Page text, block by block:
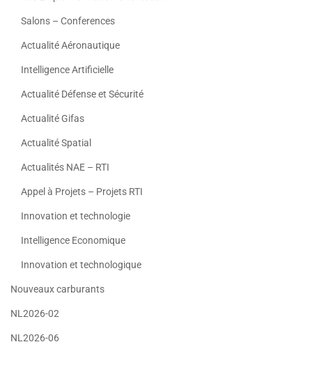
Salons – Conferences
Actualité Aéronautique
Intelligence Artificielle
Actualité Défense et Sécurité
Actualité Gifas
Actualité Spatial
Actualités NAE – RTI
Appel à Projets – Projets RTI
Innovation et technologie
Intelligence Economique
Innovation et technologique
Nouveaux carburants
NL2026-02
NL2026-06